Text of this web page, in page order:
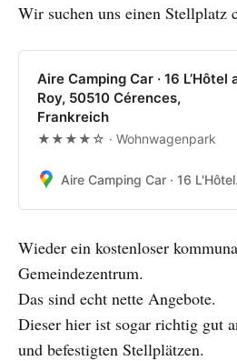
Wir suchen uns einen Stellplatz
Aire Camping Car · 16 L’Hôtel
Roy, 50510 Cérences,
Frankreich
★★★★☆ · Wohnwagenpark
Aire
Wieder ein kostenloser
Gemeindezentrum.
Das sind echt nette Angebote.
Dieser hier ist sogar richtig gut
und befestigten Stellplätzen.